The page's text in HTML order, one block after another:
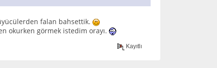
falan bahsettik.
okurken görmek istedim orayı.
Kayıtlı